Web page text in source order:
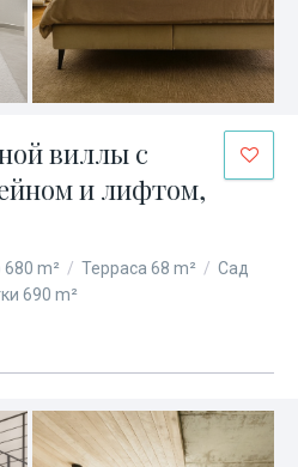
виллы с
и лифтом,
680 m² / Терраса 68 m² / Сад
690 m²